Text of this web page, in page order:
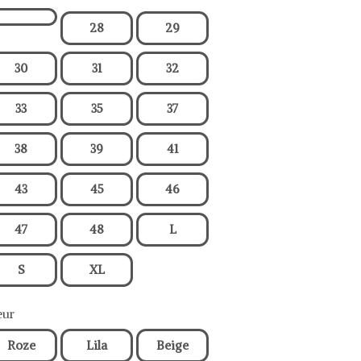
28 29
30 31 32
33 35 37
38 39 41
43 45 46
47 48 L
S XL
Roze Lila Beige